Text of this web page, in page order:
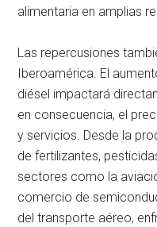
alimentaria en amplias
Las repercusiones
Iberoamérica. El
diésel impactará
en consecuencia, el
y servicios. Desde la
de fertilizantes,
sectores como la
comercio de
del transporte aéreo,